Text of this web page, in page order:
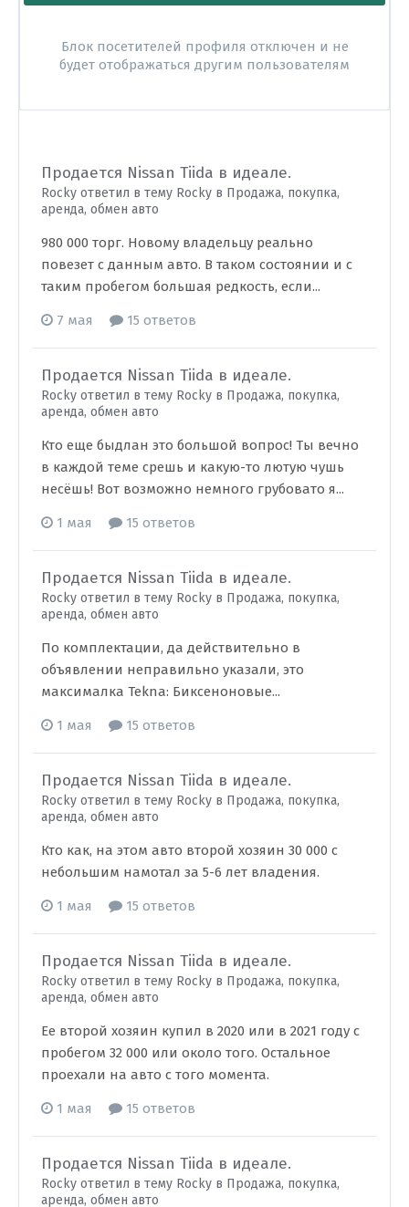
Блок посетителей профиля отключен и не
будет отображаться другим пользователям
Продается Nissan Tiida в идеале.
Rocky ответил в тему Rocky в Продажа, покупка,
аренда, обмен авто
980 000 торг. Новому владельцу реально
повезет с данным авто. В таком состоянии и с
таким пробегом большая редкость, если...
7 мая 15 ответов
Продается Nissan Tiida в идеале.
Rocky ответил в тему Rocky в Продажа, покупка,
аренда, обмен авто
Кто еще быдлан это большой вопрос! Ты вечно
в каждой теме срешь и какую-то лютую чушь
несёшь! Вот возможно немного грубовато я...
1 мая 15 ответов
Продается Nissan Tiida в идеале.
Rocky ответил в тему Rocky в Продажа, покупка,
аренда, обмен авто
По комплектации, да действительно в
объявлении неправильно указали, это
максималка Tekna: Биксеноновые...
1 мая 15 ответов
Продается Nissan Tiida в идеале.
Rocky ответил в тему Rocky в Продажа, покупка,
аренда, обмен авто
Кто как, на этом авто второй хозяин 30 000 с
небольшим намотал за 5-6 лет владения.
1 мая 15 ответов
Продается Nissan Tiida в идеале.
Rocky ответил в тему Rocky в Продажа, покупка,
аренда, обмен авто
Ее второй хозяин купил в 2020 или в 2021 году с
пробегом 32 000 или около того. Остальное
проехали на авто с того момента.
1 мая 15 ответов
Продается Nissan Tiida в идеале.
Rocky ответил в тему Rocky в Продажа, покупка,
аренда, обмен авто